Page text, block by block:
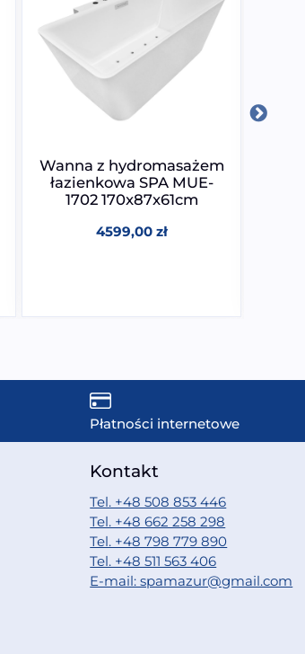
Wanna z hydromasażem
łazienkowa SPA MUE-
1702 170x87x61cm
4599,00 zł
Płatności internetowe
Kontakt
Tel. +48 508 853 446
Tel. +48 662 258 298
Tel. +48 798 779 890
Tel. +48 511 563 406
E-mail: spamazur@gmail.com